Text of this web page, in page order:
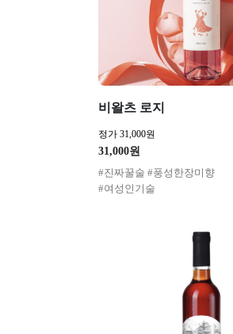
비왈츠 로지
정가 31,000원
31,000원
#진짜꿀술 #풍성한장미향
#여성인기술